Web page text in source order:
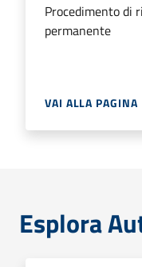
Procedimento di
permanente
VAI ALLA PAGINA
Esplora